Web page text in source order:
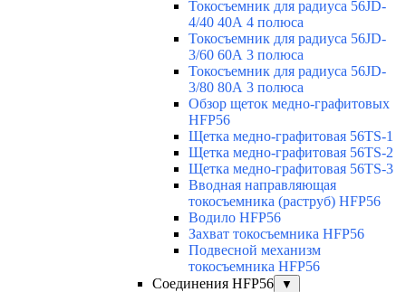
Токосъемник для радиуса 56JD-
4/40 40А 4 полюса
Токосъемник для радиуса 56JD-
3/60 60А 3 полюса
Токосъемник для радиуса 56JD-
3/80 80А 3 полюса
Обзор щеток медно-графитовых
HFP56
Щетка медно-графитовая 56TS-1
Щетка медно-графитовая 56TS-2
Щетка медно-графитовая 56TS-3
Вводная направляющая
токосъемника (раструб) HFP56
Водило HFP56
Захват токосъемника HFP56
Подвесной механизм
токосъемника HFP56
Соединения HFP56
▼